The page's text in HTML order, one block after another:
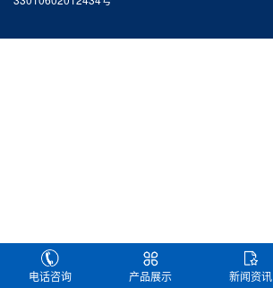
电话咨询 产品展示 新闻资讯